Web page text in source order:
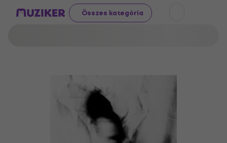
Összes kategória